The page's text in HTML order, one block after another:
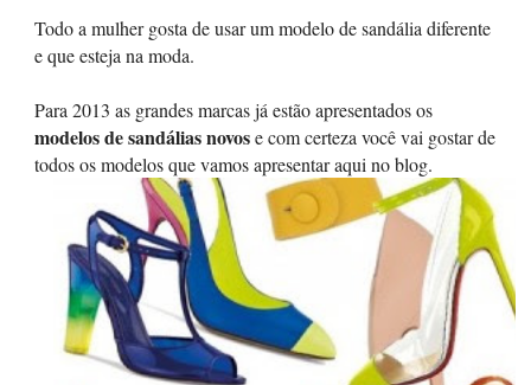
Todo a mulher gosta de usar um modelo de sandália diferente
e que esteja na moda.
Para 2013 as grandes marcas já estão apresentados os
modelos de sandálias novose com certeza você vai gostar de
todos os modelos que vamos apresentar aqui no blog.